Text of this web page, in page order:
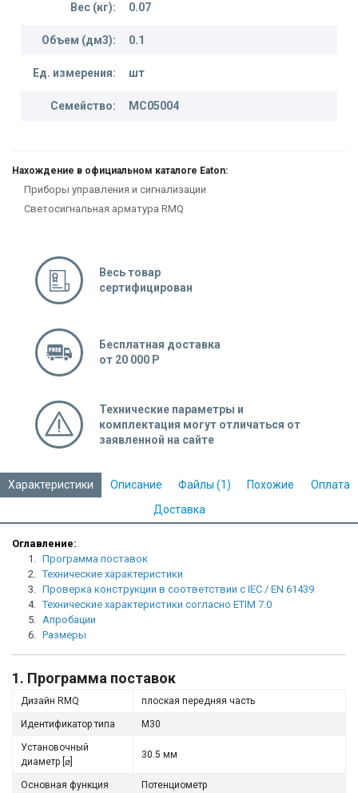
Вес (кг): 0.07
Объем (дм3): 0.1
Ед. измерения: шт
Семейство: MC05004
Нахождение в официальном каталоге Eaton:
Приборы управления и сигнализации
Светосигнальная арматура RMQ
Весь товар
сертифицирован
Бесплатная доставка
от 20 000 Р
Технические параметры и
комплектация могут отличаться от
заявленной на сайте
Характеристики Описание Файлы (1) Похожие
Оплата
Доставка
Оглавление:
1. Программа поставок
2. Технические характеристики
3. Проверка конструкции в соответствии с IEC / EN 61439
4. Технические характеристики согласно ETIM 7.0
5. Апробации
6. Размеры
1. Программа поставок
Дизайн RMQ плоская передняя часть
Идентификатор типа M30
Установочный
диаметр [⌀]
30.5 мм
Основная функция Потенциометр